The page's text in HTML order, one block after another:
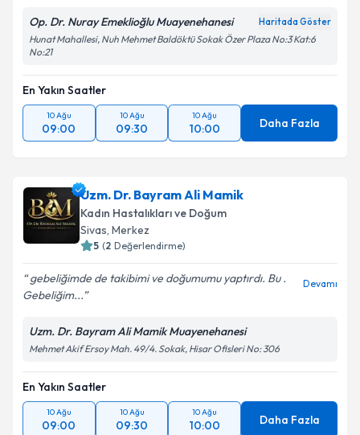
kapsamda işlenmesini kabul ediyorum.
Takvim Talebini Gönder
Op. Dr. Nuray Emeklioğlu Muayenehanesi Haritada Göster
Hunat Mahallesi, Nuh Mehmet Baldöktü Sokak Özer Plaza No:3 Kat:6
No:21
En Yakın Saatler
10 Ağu
09:00
10 Ağu
09:30
10 Ağu
10:00 Daha Fazla
Uzm. Dr. Bayram Ali Mamik
Kadın Hastalıkları ve Doğum
Sivas, Merkez
5 (2 Değerlendirme)
gebeliğimde de takibimi ve doğumumu yaptırdı. Bu .
Gebeliğim...
Devamı
Uzm. Dr. Bayram Ali Mamik Muayenehanesi
Mehmet Akif Ersoy Mah. 49/4. Sokak, Hisar Ofisleri No: 306
En Yakın Saatler
10 Ağu
09:00
10 Ağu
09:30
10 Ağu
10:00 Daha Fazla